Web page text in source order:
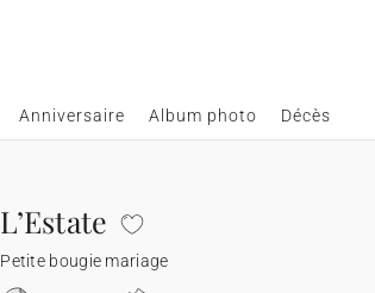
Anniversaire Album photo Décès
L’Estate
Petite bougie mariage